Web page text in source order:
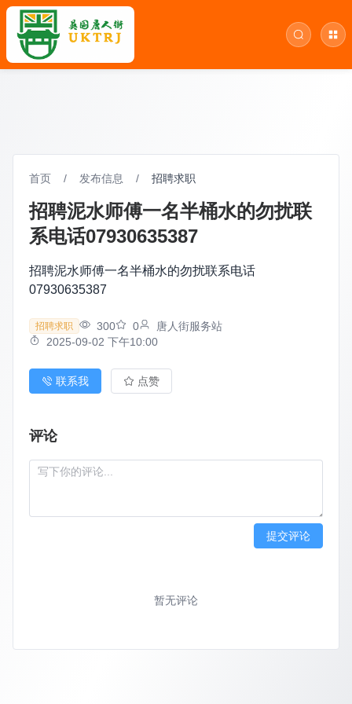
首页 / 发布信息 / 招聘求职
招聘泥水师傅一名半桶水的勿扰联
系电话07930635387
招聘泥水师傅一名半桶水的勿扰联系电话
07930635387
招聘求职 300 0
唐人街服务站
2025-09-02 下午10:00
联系我 点赞
评论
提交评论
暂无评论